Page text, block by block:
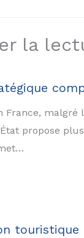
la
France, malgré
propose